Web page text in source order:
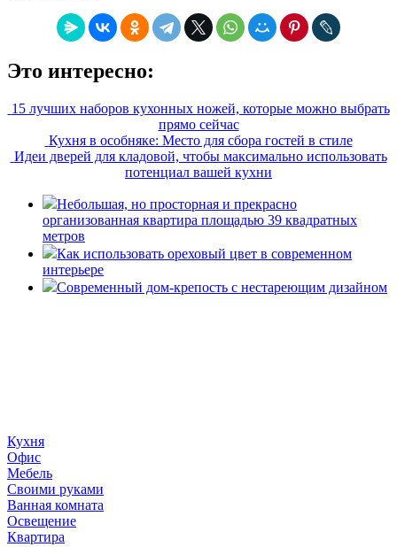
Это интересно:
15 лучших наборов кухонных ножей, которые можно выбрать
прямо сейчас
Кухня в особняке: Место для сбора гостей в стиле
Идеи дверей для кладовой, чтобы максимально использовать
потенциал вашей кухни
Небольшая, но просторная и прекрасно
организованная квартира площадью 39 квадратных
метров
Как использовать ореховый цвет в современном
интерьере
Современный дом-крепость с нестареющим дизайном
Кухня
Офис
Мебель
Своими руками
Ванная комната
Освещение
Квартира